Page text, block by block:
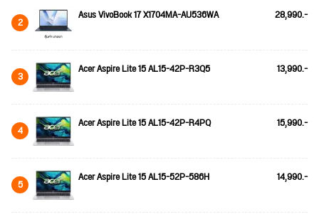
2 Asus VivoBook 17 X1704MA-AU536WA 28,990.-
3 Acer Aspire Lite 15 AL15-42P-R3Q5 13,990.-
4 Acer Aspire Lite 15 AL15-42P-R4PQ 15,990.-
5 Acer Aspire Lite 15 AL15-52P-586H 14,990.-